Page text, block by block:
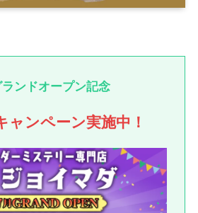
ンドオープン記念
ャンペーン実施中！